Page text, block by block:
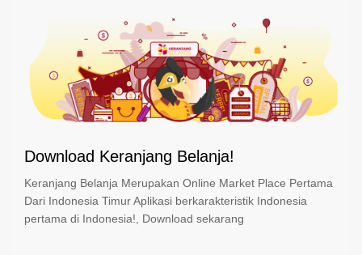
Download Keranjang Belanja!
Keranjang Belanja Merupakan Online Market Place Pertama
Dari Indonesia Timur Aplikasi berkarakteristik Indonesia
pertama di Indonesia!, Download sekarang